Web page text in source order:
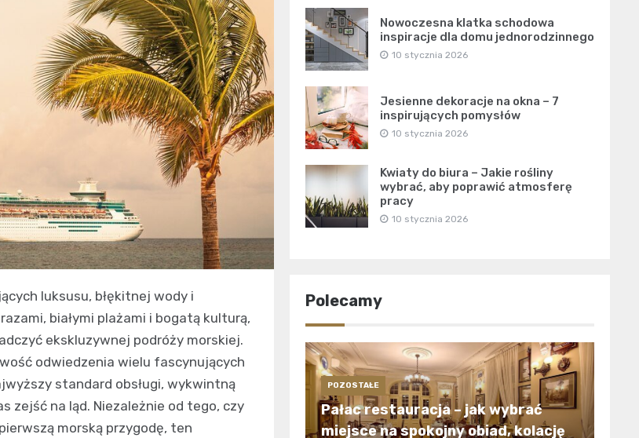
luksusu, błękitnej wody i
białymi plażami i bogatą kulturą,
ekskluzywnej podróży morskiej.
odwiedzenia wielu fascynujących
standard obsługi, wykwintną
zejść na ląd. Niezależnie od tego, czy
morską przygodę, ten
Nowoczesna klatka schodowa
inspiracje dla domu jednorodzinnego
10 stycznia 2026
Jesienne dekoracje na okna – 7
inspirujących pomysłów
10 stycznia 2026
Kwiaty do biura – Jakie rośliny
wybrać, aby poprawić atmosferę
pracy
10 stycznia 2026
Polecamy
POZOSTAŁE
Pałac restauracja – jak wybrać
miejsce na spokojny obiad, kolację